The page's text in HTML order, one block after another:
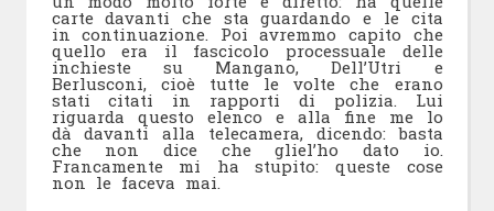
carte davanti che sta guardando e le cita
in continuazione. Poi avremmo capito che
quello era il fascicolo processuale delle
inchieste su Mangano, Dell’Utri e
Berlusconi, cioè tutte le volte che erano
stati citati in rapporti di polizia. Lui
riguarda questo elenco e alla fine me lo
dà davanti alla telecamera, dicendo: basta
che non dice che gliel’ho dato io.
Francamente mi ha stupito: queste cose
non le faceva mai.